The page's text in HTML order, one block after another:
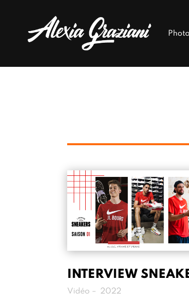
INTERVIEW
Vidéo – 2022